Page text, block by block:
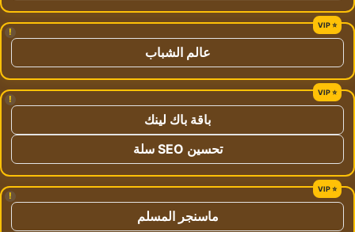
!
عالم الشباب
!
باقة باك لينك
تحسين SEO سلة
!
ماسنجر المسلم